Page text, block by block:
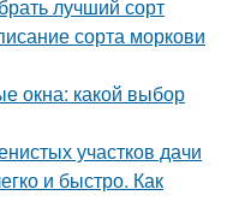
лучший сорт
сорта моркови
окна: какой выбор
участков дачи
и быстро. Как